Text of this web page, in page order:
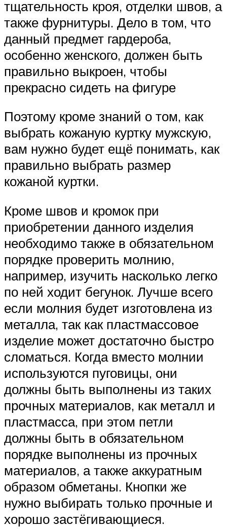
тщательность кроя, отделки швов, а
также фурнитуры. Дело в том, что
данный предмет гардероба,
особенно женского, должен быть
правильно выкроен, чтобы
прекрасно сидеть на фигуре
Поэтому кроме знаний о том, как
выбрать кожаную куртку мужскую,
вам нужно будет ещё понимать, как
правильно выбрать размер
кожаной куртки.
Кроме швов и кромок при
приобретении данного изделия
необходимо также в обязательном
порядке проверить молнию,
например, изучить насколько легко
по ней ходит бегунок. Лучше всего
если молния будет изготовлена из
металла, так как пластмассовое
изделие может достаточно быстро
сломаться. Когда вместо молнии
используются пуговицы, они
должны быть выполнены из таких
прочных материалов, как металл и
пластмасса, при этом петли
должны быть в обязательном
порядке выполнены из прочных
материалов, а также аккуратным
образом обметаны. Кнопки же
нужно выбирать только прочные и
хорошо застёгивающиеся.